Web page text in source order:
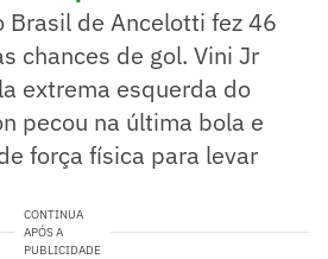
Brasil de Ancelotti fez 46
chances de gol. Vini Jr
extrema esquerda do
pecou na última bola e
força física para levar
CONTINUA
APÓS A
PUBLICIDADE